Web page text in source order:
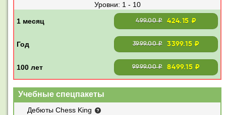
1 - 10
499.00 ₽ 424.15 ₽
3999.00 ₽ 3399.15 ₽
9999.00 ₽ 8499.15 ₽
Учебные спецпакеты
Дебюты Chess King